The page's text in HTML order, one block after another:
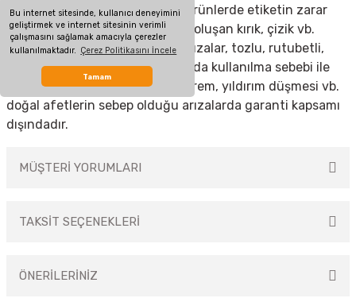
Bu internet sitesinde, kullanıcı deneyimini
geliştirmek ve internet sitesinin verimli
çalışmasını sağlamak amacıyla çerezler
kullanılmaktadır. Çerez Politikasını İncele
Tamam
yapılması, garanti etiketi olan ürünlerde etiketin zarar
görmesi, cihazın dış yüzeyinde oluşan kırık, çizik vb.
nedenlerden meydana gelen arızalar, tozlu, rutubetli,
aşırı sıcak ya da soğuk ortamlarda kullanılma sebebi ile
oluşan arızalar, sel, yangın, deprem, yıldırım düşmesi vb.
doğal afetlerin sebep olduğu arızalarda garanti kapsamı
dışındadır.
MÜŞTERİ YORUMLARI
TAKSİT SEÇENEKLERİ
ÖNERİLERİNİZ